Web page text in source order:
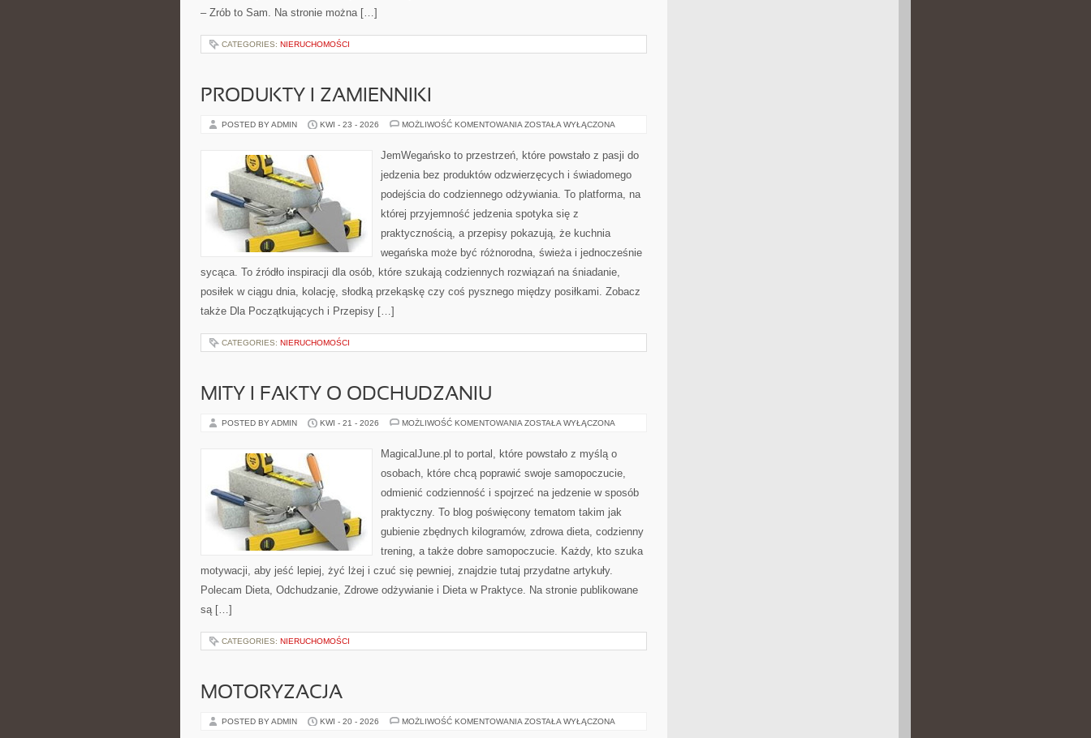
– Zrób to Sam. Na stronie można […]
CATEGORIES: NIERUCHOMOŚCI
PRODUKTY I ZAMIENNIKI
POSTED BY ADMIN KWI - 23 - 2026 MOŻLIWOŚĆ KOMENTOWANIA PRODUKTY
ZOSTAŁA WYŁĄCZONA
JemWegańsko to przestrzeń, które powstało z pasji do
jedzenia bez produktów odzwierzęcych i świadomego
podejścia do codziennego odżywiania. To platforma, na
której przyjemność jedzenia spotyka się z
praktycznością, a przepisy pokazują, że kuchnia
wegańska może być różnorodna, świeża i jednocześnie
sycąca. To źródło inspiracji dla osób, które szukają codziennych rozwiązań na śniadanie,
posiłek w ciągu dnia, kolację, słodką przekąskę czy coś pysznego między posiłkami. Zobacz
także Dla Początkujących i Przepisy […]
CATEGORIES: NIERUCHOMOŚCI
MITY I FAKTY O ODCHUDZANIU
POSTED BY ADMIN KWI - 21 - 2026 MOŻLIWOŚĆ KOMENTOWANIA MITY
ODCHUDZANIU
ZOSTAŁA WYŁĄCZONA
MagicalJune.pl to portal, które powstało z myślą o
osobach, które chcą poprawić swoje samopoczucie,
odmienić codzienność i spojrzeć na jedzenie w sposób
praktyczny. To blog poświęcony tematom takim jak
gubienie zbędnych kilogramów, zdrowa dieta, codzienny
trening, a także dobre samopoczucie. Każdy, kto szuka
motywacji, aby jeść lepiej, żyć lżej i czuć się pewniej, znajdzie tutaj przydatne artykuły.
Polecam Dieta, Odchudzanie, Zdrowe odżywianie i Dieta w Praktyce. Na stronie publikowane
są […]
CATEGORIES: NIERUCHOMOŚCI
MOTORYZACJA
POSTED BY ADMIN KWI - 20 - 2026 MOŻLIWOŚĆ KOMENTOWANIA MOTORYZACJA
ZOSTAŁA WYŁĄCZONA